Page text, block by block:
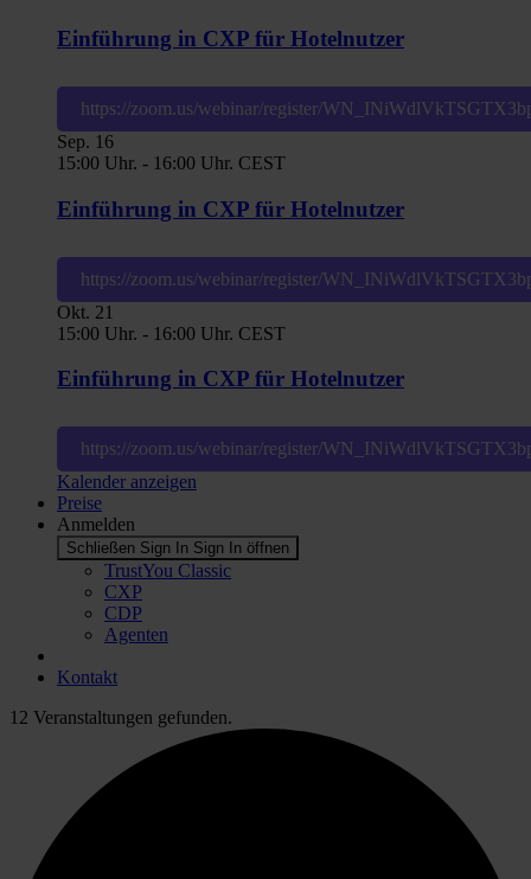
Einführung in CXP für Hotelnutzer
https://zoom.us/webinar/register/
Sep. 16
15:00 Uhr. - 16:00 Uhr. CEST
Einführung in CXP für Hotelnutzer
https://zoom.us/webinar/register/
Okt. 21
15:00 Uhr. - 16:00 Uhr. CEST
Einführung in CXP für Hotelnutzer
https://zoom.us/webinar/register/
Kalender anzeigen
Preise
Anmelden
Schließen Sign In Sign In öffnen
TrustYou Classic
CXP
CDP
Agenten
Kontakt
12 Veranstaltungen gefunden.